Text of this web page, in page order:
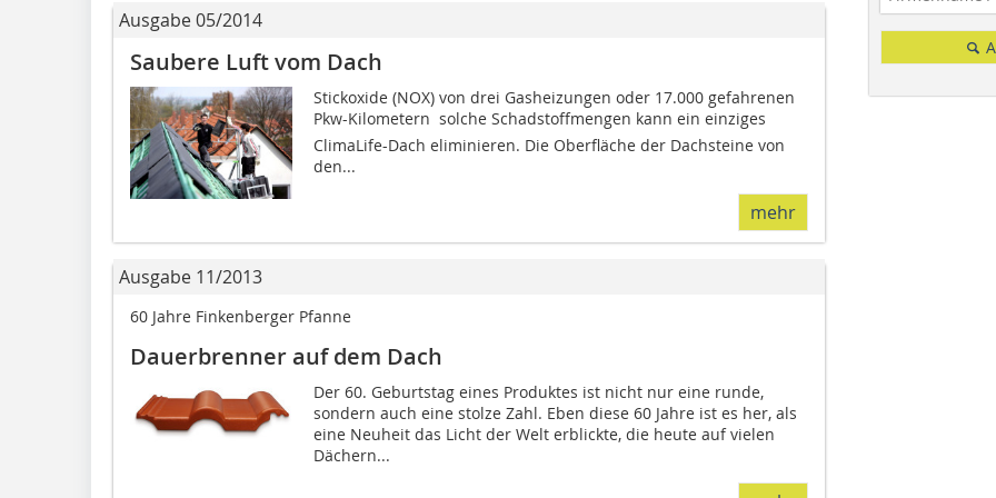
Ausgabe 05/2014
Saubere Luft vom Dach
Stickoxide (NOX) von drei Gasheizungen oder 17.000 gefahrenen
Pkw-Kilometern  solche Schadstoffmengen kann ein einziges
ClimaLife-Dach eliminieren. Die Oberfläche der Dachsteine von
den...
mehr
Ausgabe 11/2013
60 Jahre Finkenberger Pfanne
Dauerbrenner auf dem Dach
Der 60. Geburtstag eines Produktes ist nicht nur eine runde,
sondern auch eine stolze Zahl. Eben diese 60 Jahre ist es her, als
eine Neuheit das Licht der Welt erblickte, die heute auf vielen
Dächern...